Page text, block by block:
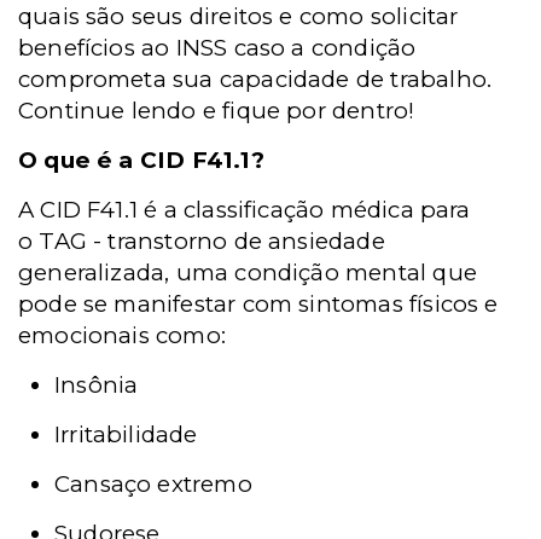
quais são seus direitos e como solicitar
benefícios ao INSS caso a condição
comprometa sua capacidade de trabalho.
Continue lendo e fique por dentro!
O que é a CID F41.1?
A CID F41.1 é a classificação médica para
o TAG - transtorno de ansiedade
generalizada, uma condição mental que
pode se manifestar com sintomas físicos e
emocionais como:
Insônia
Irritabilidade
Cansaço extremo